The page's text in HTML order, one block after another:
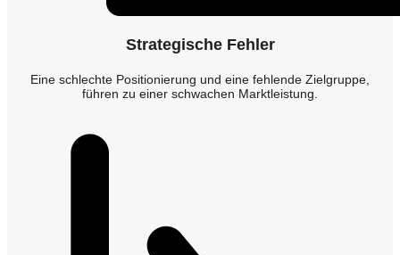
Strategische Fehler
Eine schlechte Positionierung und eine fehlende Zielgruppe,
führen zu einer schwachen Marktleistung.